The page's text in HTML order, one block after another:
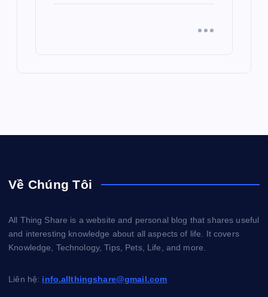
Về Chúng Tôi
All Thing Share is a website and personal blog that shares useful
and interesting knowledge about all aspects of life. It covers
Knowledge, Technology, Tips, Pets, Life, and more.
Liên hệ: info.allthingshare@gmail.com